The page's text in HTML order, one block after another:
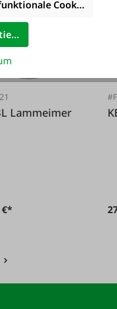
KERBL Lammeimer
€*
Cookies